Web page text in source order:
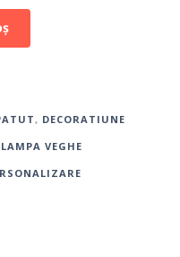
, DECORATIUNE
LAMPA VEGHE